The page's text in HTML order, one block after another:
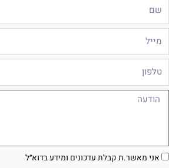
אני מאשר.ת קבלת עדכונים ומידע בדוא״ל